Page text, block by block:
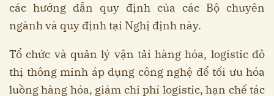
các hướng dẫn quy định của các Bộ chuyên
ngành và quy định tại Nghị định này.
Tổ chức và quản lý vận tải hàng hóa, logistic đô
thị thông minh áp dụng công nghệ để tối ưu hóa
luồng hàng hóa, giảm chi phí logistic, hạn chế tác